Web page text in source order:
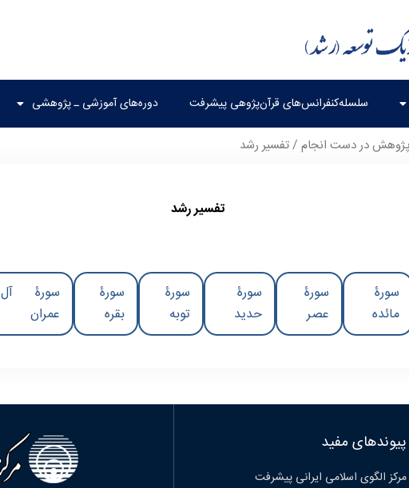
سلسله‌کنفرانس‌های قرآن‌پژوهی پیشرفت دوره‌های آموزشی ـ پژوهشی
پژوهش در دست انجام / تفسیر رشد
تفسیر رشد
سورۀ
مائده
سورۀ
عصر
سورۀ
حدید
سورۀ
توبه
سورۀ
بقره
سورۀ آل
عمران
پیوندهای مفید
مرکز الگوی اسلامی ایرانی پیشرفت